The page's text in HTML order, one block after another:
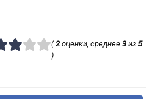
(2оценки, среднее 3из 5
)